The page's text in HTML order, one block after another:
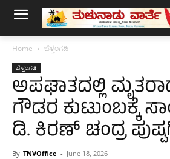
Home ಬೆಳ್ತಂಗಡಿ
ಬೆಳ್ತಂಗಡಿ
ಅಪಘಾತದಲ್ಲಿ
ಗೌಡರ ಕುಟುಂಬಕ್ಕೆ
ಡಿ. ಕಿರಣ್ ಚಂದ್ರ
By TNVOffice - June 18, 2026